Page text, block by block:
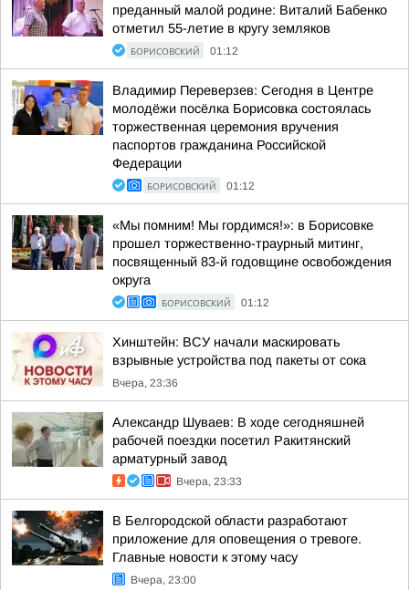
преданный малой родине: Виталий Бабенко
отметил 55-летие в кругу земляков
БОРИСОВСКИЙ 01:12
Владимир Переверзев: Сегодня в Центре
молодёжи посёлка Борисовка состоялась
торжественная церемония вручения
паспортов гражданина Российской
Федерации
БОРИСОВСКИЙ 01:12
«Мы помним! Мы гордимся!»: в Борисовке
прошел торжественно-траурный митинг,
посвященный 83-й годовщине освобождения
округа
БОРИСОВСКИЙ 01:12
Хинштейн: ВСУ начали маскировать
взрывные устройства под пакеты от сока
Вчера, 23:36
Александр Шуваев: В ходе сегодняшней
рабочей поездки посетил Ракитянский
арматурный завод
Вчера, 23:33
В Белгородской области разработают
приложение для оповещения о тревоге.
Главные новости к этому часу
Вчера, 23:00